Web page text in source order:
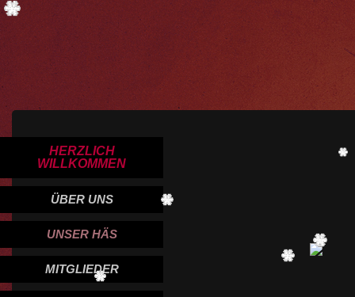
HERZLICH
WILLKOMMEN
ÜBER UNS
UNSER HÄS
MITGLIEDER